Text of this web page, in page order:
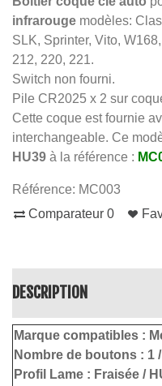
infrarouge modèles:
SLK, Sprinter, Vito,
212, 220, 221.
Switch non fourni.
Pile CR2025 x 2 sur
Cette coque est fournie
interchangeable. Ce
HU39 à la référence :
Référence: MC003
Comparateur 0
DESCRIPTION
Marque compatibles :
Nombre de boutons : 1
Profil Lame : Fraisée /